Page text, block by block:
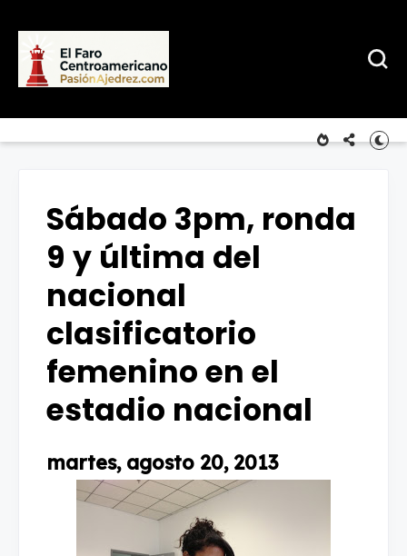
Sábado 3pm, ronda
9 y última del
nacional
clasificatorio
femenino en el
estadio nacional
martes, agosto 20, 2013